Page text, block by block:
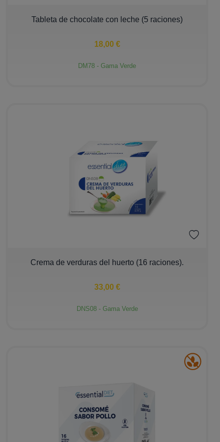
+
Tableta de chocolate con leche (5 raciones)
18,00 €
DM78 - Gama Verde
+
Crema de verduras del huerto (16 raciones).
33,00 €
DNS08 - Gama Verde